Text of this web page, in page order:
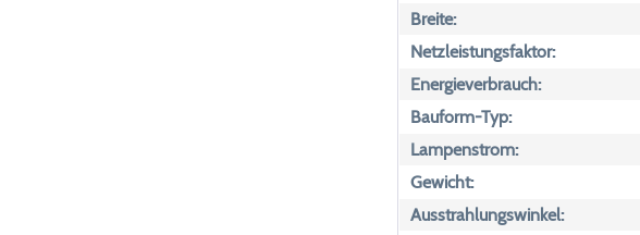
Breite:
Netzleistungsfaktor:
Energieverbrauch:
Bauform-Typ:
Lampenstrom:
Gewicht:
Ausstrahlungswinkel: